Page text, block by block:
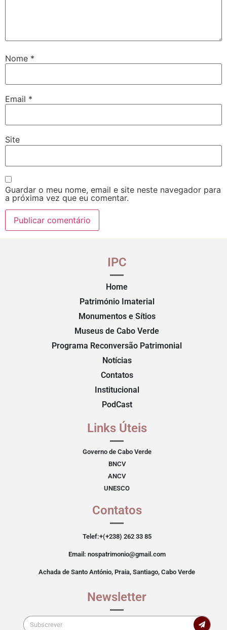
Nome *
Email *
Site
Guardar o meu nome, email e site neste navegador para
a próxima vez que eu comentar.
IPC
Home
Património Imaterial
Monumentos e Sítios
Museus de Cabo Verde
Programa Reconversão Patrimonial
Notícias
Contatos
Institucional
PodCast
Links Úteis
Governo de Cabo Verde
BNCV
ANCV
UNESCO
Contatos
Telef:+(+238) 262 33 85
Email: nospatrimonio@gmail.com
Achada de Santo António, Praia, Santiago, Cabo Verde
Newsletter